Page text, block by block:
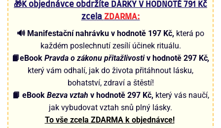
🎁K objednávce obdržíte DÁRKY V HODNOTĚ 791 Kč
zcela ZDARMA:
🔊 Manifestační nahrávku v hodnotě 197 Kč, která po
každém poslechnutí zesílí účinek rituálu.
📙eBook Pravda o zákonu přitažlivostiv hodnotě 297 Kč,
který vám odhalí, jak do života přitáhnout lásku,
bohatství, zdraví a štěstí!
📙 eBook Bezva vztah v hodnotě 297 Kč, který vás naučí,
jak vybudovat vztah snů plný lásky.
To vše zcela ZDARMA k objednávce!